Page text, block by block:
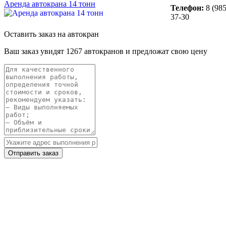
Аренда автокрана 14 тонн Телефон: 8
37-30
Оставить заказ на автокран
Ваш заказ увидят 1267 автокранов и предложат свою цену